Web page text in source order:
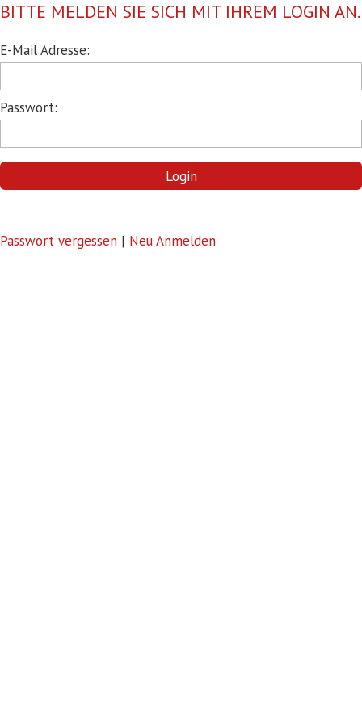
BITTE MELDEN SIE SICH MIT IHREM LOGIN AN.
Pflichtfeld
E-Mail Adresse:
Pflichtfeld
Passwort:
Login
Passwort vergessen | Neu Anmelden